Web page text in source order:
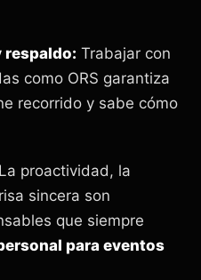
respaldo: Trabajar con
como ORS garantiza
recorrido y sabe cómo
La proactividad, la
sincera son
que siempre
para eventos